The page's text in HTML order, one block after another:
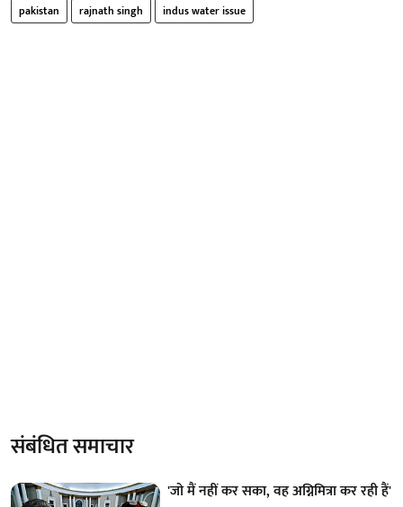
pakistan rajnath singh indus water issue
संबंधित समाचार
'जो मैं नहीं कर सका, वह अग्निमित्रा कर रही हैं'